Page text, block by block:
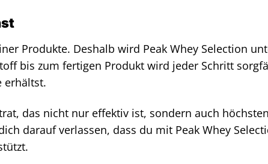
Produkte. Deshalb wird Peak Whey Selection
bis zum fertigen Produkt wird jeder Schritt
erhältst.
das nicht nur effektiv ist, sondern auch höchsten
darauf verlassen, dass du mit Peak Whey